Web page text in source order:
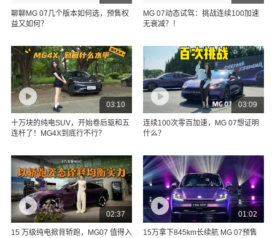
聊聊MG 07几个版本如何选，预售权
益又如何？
MG 07动态试驾：挑战连续100加速
无衰减？！
03:10
十万块的纯电SUV，开始卷后驱和五
连杆了！MG4X到底行不行？
03:09
连续100次零百加速，MG 07想证明
什么？
02:37
15 万级纯电掀背轿跑，MG07 值得入
01:02
15万拿下845km长续航 MG 07预售